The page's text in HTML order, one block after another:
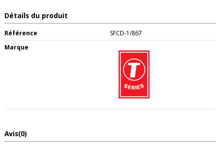
Détails du produit
Référence
SFCD-1/867
Marque
Avis(0)